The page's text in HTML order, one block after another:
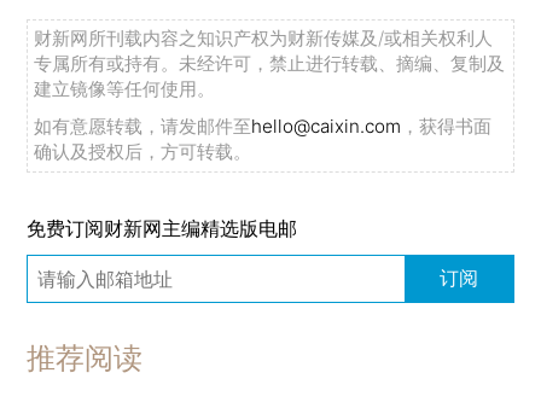
财新网所刊载内容之知识产权为财新传媒及/或相关权利人
专属所有或持有。未经许可，禁止进行转载、摘编、复制及
建立镜像等任何使用。
如有意愿转载，请发邮件至hello@caixin.com ，获得书面
确认及授权后，方可转载。
免费订阅财新网主编精选版电邮
订阅
推荐阅读